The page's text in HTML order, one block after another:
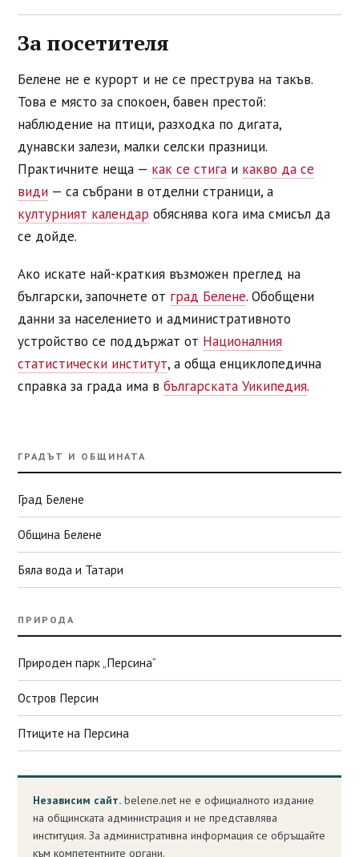
За посетителя
Белене не е курорт и не се преструва на такъв.
Това е място за спокоен, бавен престой:
наблюдение на птици, разходка по дигата,
дунавски залези, малки селски празници.
Практичните неща — как се стига и какво да се
види — са събрани в отделни страници, а
културният календар обяснява кога има смисъл да
се дойде.
Ако искате най-краткия възможен преглед на
български, започнете от град Белене. Обобщени
данни за населението и административното
устройство се поддържат от Националния
статистически институт, а обща енциклопедична
справка за града има в българската Уикипедия.
ГРАДЪТ И ОБЩИНАТА
Град Белене
Община Белене
Бяла вода и Татари
ПРИРОДА
Природен парк „Персина“
Остров Персин
Птиците на Персина
Независим сайт. belene.net не е официалното издание
на общинската администрация и не представлява
институция. За административна информация се обръщайте
към компетентните органи.